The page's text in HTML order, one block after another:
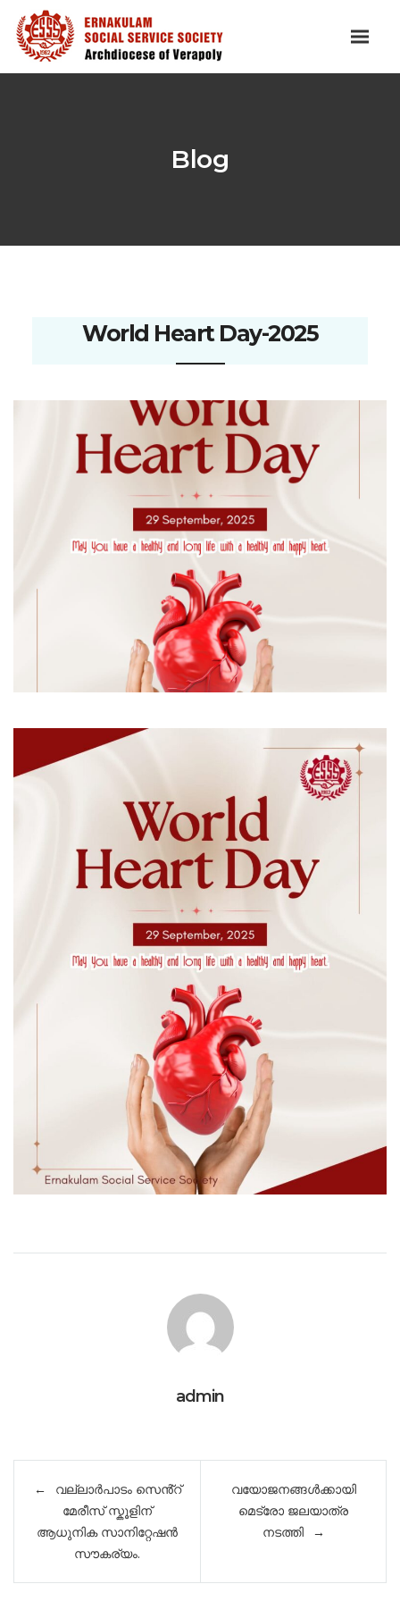
Blog
World Heart Day-2025
admin
navigation
വല്ലാർപാടം സെൻ്റ്
മേരീസ് സ്കൂളിന്
ആധുനിക സാനിറ്റേഷൻ
സൗകര്യം.
വയോജനങ്ങൾക്കായി
മെട്രോ ജലയാത്ര
നടത്തി